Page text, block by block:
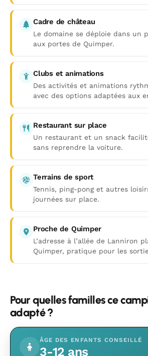
Cadre de château
Le domaine se déploie dans un
aux portes de Quimper.
Clubs et animations
Des activités et animations
avec des options adaptées aux
Restaurant sur place
Un restaurant et un snack
sans reprendre la voiture.
Terrains de sport
Tennis, ping-pong et autres
journées sur place.
Proche de Quimper
L’adresse à l’allée de Lanniron
Quimper, pratique pour les
Pour quelles familles ce
adapté ?
ÂGE DES ENFANTS CONSEILLÉ
3-12 ans